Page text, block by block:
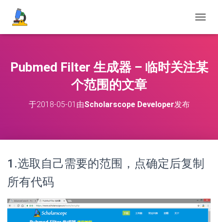
换
Pubmed Filter 生成器 – 临时关注某
个范围的文章
于2018-05-01 由Scholarscope Developer发布
1.选取自己需要的范围，点确定后复制
所有代码